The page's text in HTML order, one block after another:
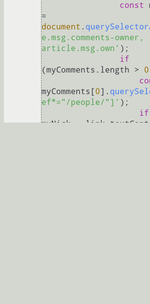
const
document .
e.msg.comments-owner,
article.msg.own' );
if
(myComments. length > 0
myComments[0].
ef*="/people/"]' );
if
myNick = link.